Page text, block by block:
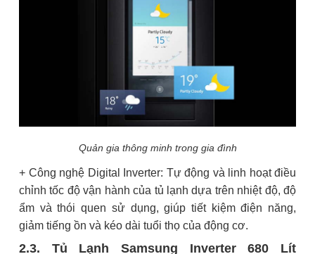
Quản gia thông minh trong gia đình
+ Công nghệ Digital Inverter: Tự động và linh hoạt điều
chỉnh tốc độ vận hành của tủ lạnh dựa trên nhiệt độ, độ
ẩm và thói quen sử dụng, giúp tiết kiệm điện năng,
giảm tiếng ồn và kéo dài tuổi thọ của động cơ.
2.3. Tủ Lạnh Samsung Inverter 680 Lít